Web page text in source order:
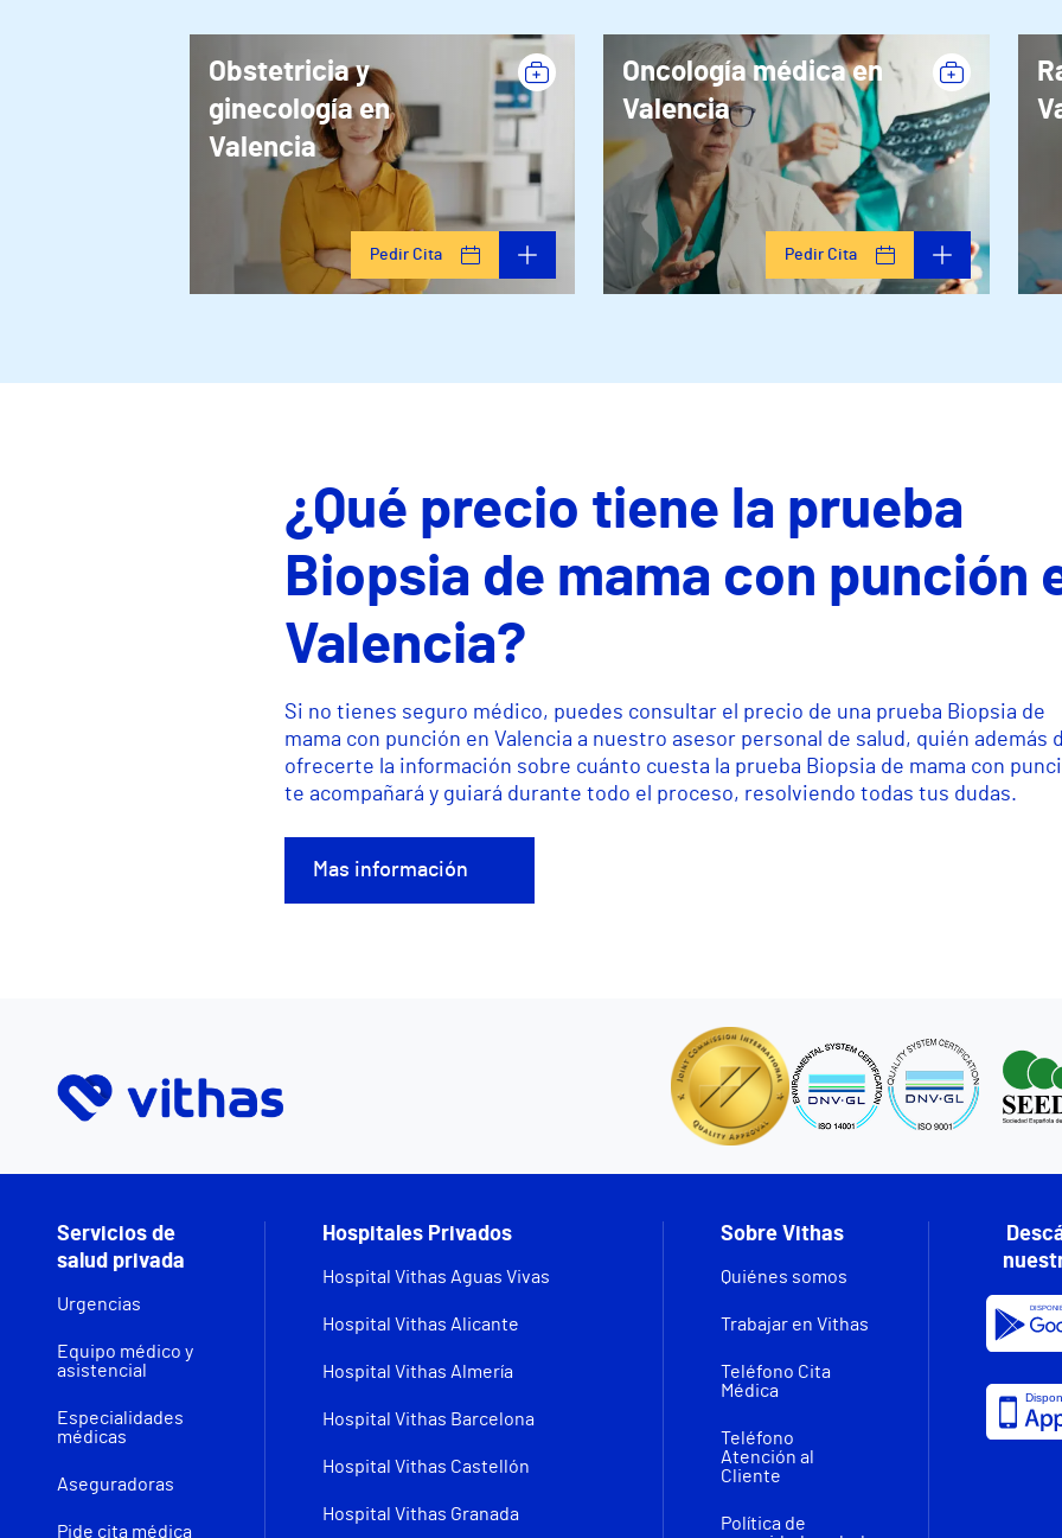
Obstetricia y
ginecología en
Valencia
Pedir Cita
Oncología médica en
Valencia
Pedir Cita
¿Qué precio tiene la prueba
Biopsia de mama con punción
Valencia?
Si no tienes seguro médico, puedes consultar el precio de una prueba Biopsia de
mama con punción en Valencia a nuestro asesor personal de salud, quién además
ofrecerte la información sobre cuánto cuesta la prueba Biopsia de mama con
te acompañará y guiará durante todo el proceso, resolviendo todas tus dudas.
Mas información
Servicios de
salud privada
Urgencias
Equipo médico y
asistencial
Especialidades
médicas
Aseguradoras
Pide cita médica
Hospitales Privados
Hospital Vithas Aguas Vivas
Hospital Vithas Alicante
Hospital Vithas Almería
Hospital Vithas Barcelona
Hospital Vithas Castellón
Hospital Vithas Granada
Sobre Vithas
Quiénes somos
Trabajar en Vithas
Teléfono Cita
Médica
Teléfono
Atención al
Cliente
Política de